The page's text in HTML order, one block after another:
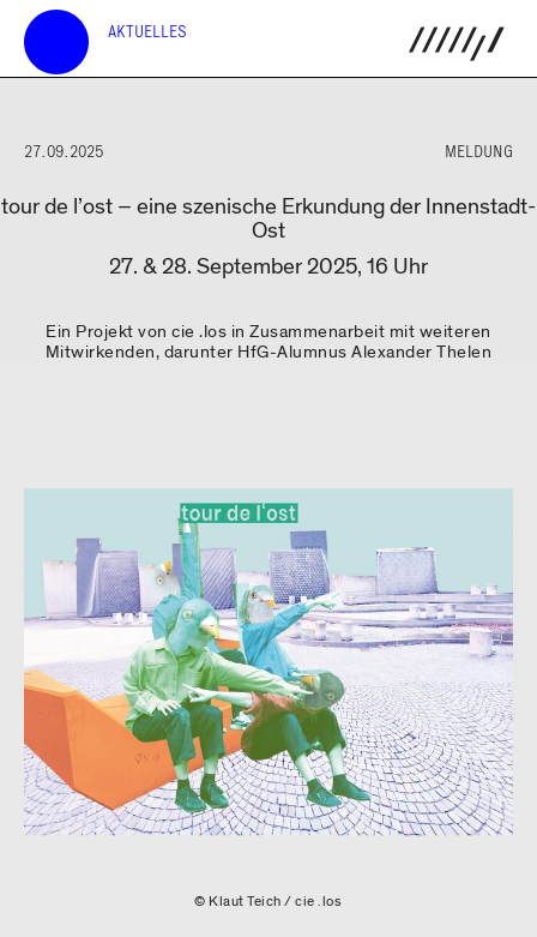
AKTUELLES
27.09.2025 MELDUNG
tour de l’ost – eine szenische Erkundung der Innenstadt-
Ost
27. & 28. September 2025, 16 Uhr
Ein Projekt von cie .los in Zusammenarbeit mit weiteren
Mitwirkenden, darunter HfG-Alumnus Alexander Thelen
© Klaut Teich / cie .los